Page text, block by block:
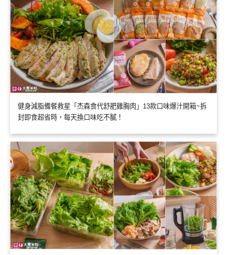
健身減脂備餐救星「杰森食代舒肥雞胸肉」13款口味爆汁開箱~拆
封即食超省時，每天換口味吃不膩！